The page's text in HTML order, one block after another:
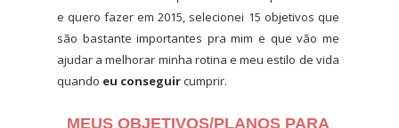
e quero fazer em 2015, selecionei 15 objetivos que
são bastante importantes pra mim e que vão me
ajudar a melhorar minha rotina e meu estilo de vida
quando eu conseguircumprir.
MEUS OBJETIVOS/PLANOS PARA